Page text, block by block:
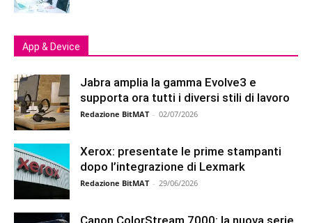
App & Device
Jabra amplia la gamma Evolve3 e
supporta ora tutti i diversi stili di lavoro
Redazione BitMAT - 02/07/2026
Xerox: presentate le prime stampanti
dopo l’integrazione di Lexmark
Redazione BitMAT - 29/06/2026
Canon ColorStream 7000: la nuova serie